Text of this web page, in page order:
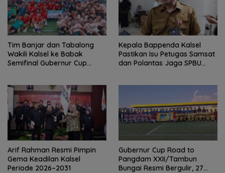
Tim Banjar dan Tabalong
Wakili Kalsel ke Babak
Semifinal Gubernur Cup
Kepala Bappenda Kalsel
Pastikan Isu Petugas Samsat
dan Polantas Jaga SPBU
Arif Rahman Resmi Pimpin
Gema Keadilan Kalsel
Periode 2026–2031
Gubernur Cup Road to
Pangdam XXII/Tambun
Bungai Resmi Bergulir, 27